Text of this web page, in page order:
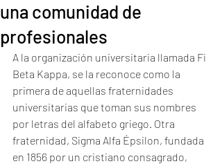
una comunidad de
profesionales
A la organización universitaria llamada Fi
Beta Kappa, se la reconoce como la
primera de aquellas fraternidades
universitarias que toman sus nombres
por letras del alfabeto griego. Otra
fraternidad, Sigma Alfa Épsilon, fundada
en 1856 por un cristiano consagrado,